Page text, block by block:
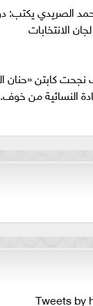
الصريدي يكتب:
الانتخابات
كابتن «حنان
النسائية من
Tweets by